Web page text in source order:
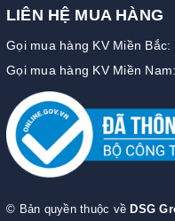
LIÊN HỆ MUA HÀNG
Gọi mua hàng KV Miền Bắc:
Gọi mua hàng KV Miền
© Bản quyền thuộc về DSG